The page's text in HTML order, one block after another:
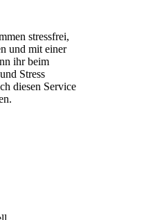
stressfrei,
und mit einer
ihr beim
Stress
diesen Service